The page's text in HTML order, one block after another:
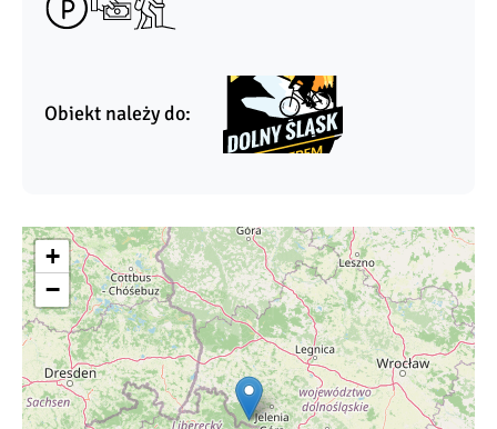
Obiekt należy do:
+
−